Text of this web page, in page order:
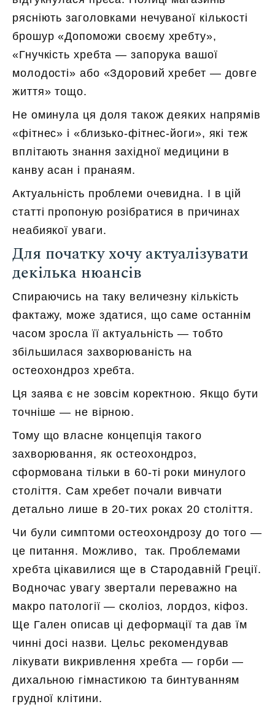
рясніють заголовками нечуваної кількості
брошур «Допоможи своєму хребту»,
«Гнучкість хребта — запорука вашої
молодості» або «Здоровий хребет — довге
життя» тощо.
Не оминула ця доля також деяких напрямів
«фітнес» і «близько-фітнес-йоги», які теж
вплітають знання західної медицини в
канву асан і пранаям.
Актуальність проблеми очевидна. І в цій
статті пропоную розібратися в причинах
неабиякої уваги.
Для початку хочу актуалізувати
декілька нюансів
Спираючись на таку величезну кількість
фактажу, може здатися, що саме останнім
часом зросла її актуальність — тобто
збільшилася захворюваність на
остеохондроз хребта.
Ця заява є не зовсім коректною. Якщо бути
точніше — не вірною.
Тому що власне концепція такого
захворювання, як остеохондроз,
сформована тільки в 60-ті роки минулого
століття. Сам хребет почали вивчати
детально лише в 20-тих роках 20 століття.
Чи були симптоми остеохондрозу до того —
це питання. Можливо, так. Проблемами
хребта цікавилися ще в Стародавній Греції.
Водночас увагу звертали переважно на
макро патології — сколіоз, лордоз, кіфоз.
Ще Гален описав ці деформації та дав їм
чинні досі назви. Цельс рекомендував
лікувати викривлення хребта — горби —
дихальною гімнастикою та бинтуванням
грудної клітини.